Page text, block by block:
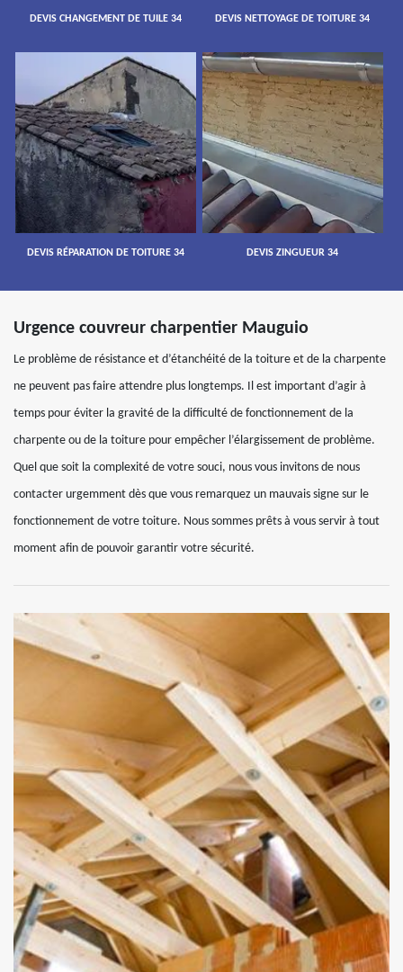
DEVIS CHANGEMENT DE TUILE 34 DEVIS NETTOYAGE DE TOITURE 34
DEVIS RÉPARATION DE TOITURE 34 DEVIS ZINGUEUR 34
Urgence couvreur charpentier Mauguio
Le problème de résistance et d’étanchéité de la toiture et de la charpente
ne peuvent pas faire attendre plus longtemps. Il est important d’agir à
temps pour éviter la gravité de la difficulté de fonctionnement de la
charpente ou de la toiture pour empêcher l’élargissement de problème.
Quel que soit la complexité de votre souci, nous vous invitons de nous
contacter urgemment dès que vous remarquez un mauvais signe sur le
fonctionnement de votre toiture. Nous sommes prêts à vous servir à tout
moment afin de pouvoir garantir votre sécurité.